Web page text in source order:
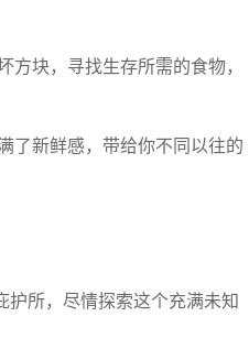
块，寻找生存所需的食物，
了新鲜感，带给你不同以往的
护所，尽情探索这个充满未知